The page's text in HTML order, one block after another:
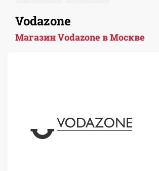
Vodazone
Магазин Vodazone в Москве